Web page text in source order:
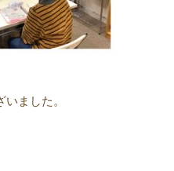
ました。